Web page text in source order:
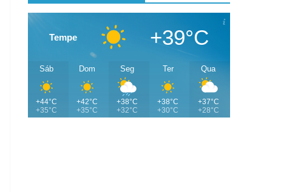
Tempe +39°C
Sáb
+44°C
+35°C
Dom
+42°C
+35°C
Seg
+38°C
+32°C
Ter
+38°C
+30°C
Qua
+37°C
+28°C